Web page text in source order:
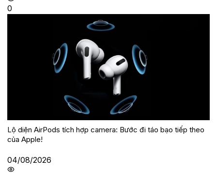
0
Lộ diện AirPods tích hợp camera: Bước đi táo bạo tiếp theo
của Apple!
04/08/2026